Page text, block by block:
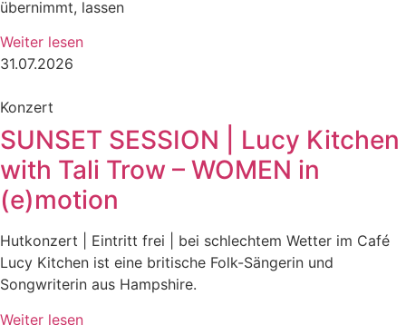
übernimmt, lassen
Weiter lesen
31.07.2026
Konzert
SUNSET SESSION | Lucy Kitchen
with Tali Trow – WOMEN in
(e)motion
Hutkonzert | Eintritt frei | bei schlechtem Wetter im Café
Lucy Kitchen ist eine britische Folk-Sängerin und
Songwriterin aus Hampshire.
Weiter lesen